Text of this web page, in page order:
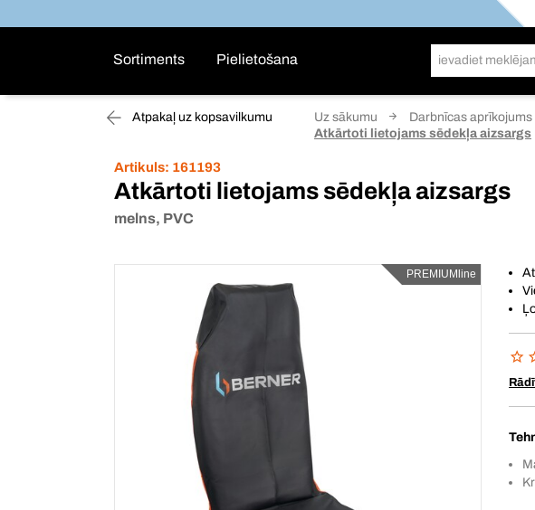
Sortiments Pielietošana
Atpakaļ uz kopsavilkumu Uz sākumu Darbnīcas aprīkojums
Atkārtoti lietojams sēdekļa aizsargs
Artikuls: 161193
Atkārtoti lietojams sēdekļa aizsargs
melns, PVC
PREMIUMline